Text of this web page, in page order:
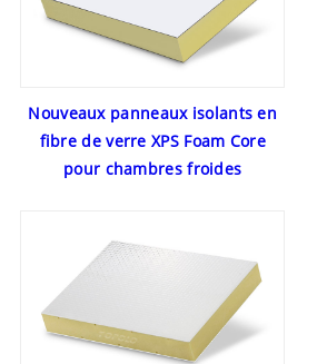
Nouveaux panneaux isolants en
fibre de verre XPS Foam Core
pour chambres froides